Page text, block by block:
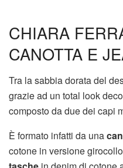
CHIARA
CANOTTA E
Tra la sabbia dorata del
grazie ad un total look
composto da due dei capi
È formato infatti da una
cotone in versione